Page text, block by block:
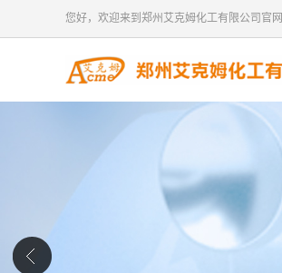
您好，欢迎来到郑州艾克姆化工有限公司官网